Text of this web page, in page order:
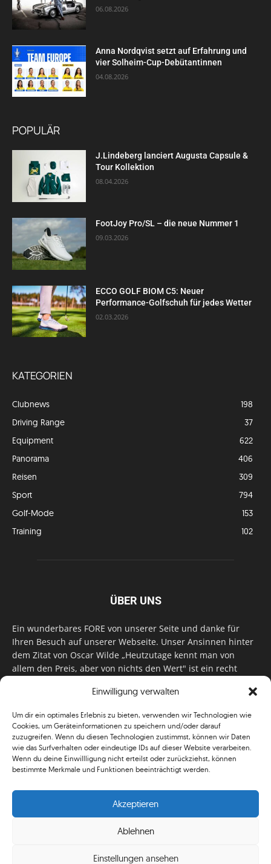
Einwilligung verwalten
Um dir ein optimales Erlebnis zu bieten, verwenden wir Technologien wie
Cookies, um Geräteinformationen zu speichern und/oder darauf
zuzugreifen. Wenn du diesen Technologien zustimmst, können wir Daten
wie das Surfverhalten oder eindeutige IDs auf dieser Website verarbeiten.
Wenn du deine Einwillligung nicht erteilst oder zurückziehst, können
bestimmte Merkmale und Funktionen beeinträchtigt werden.
Akzeptieren
Ablehnen
Einstellungen ansehen
06.08.2026
Anna Nordqvist setzt auf Erfahrung und
vier Solheim-Cup-Debütantinnen
04.08.2026
POPULÄR
J.Lindeberg lanciert Augusta Capsule &
Tour Kollektion
08.04.2026
FootJoy Pro/SL – die neue Nummer 1
09.03.2026
ECCO GOLF BIOM C5: Neuer
Performance-Golfschuh für jedes Wetter
02.03.2026
KATEGORIEN
Clubnews
198
Driving Range
37
Equipment
622
Panorama
406
Reisen
309
Sport
794
Golf-Mode
153
Training
102
ÜBER UNS
Ein wunderbares FORE von unserer Seite und danke für
Ihren Besuch auf unserer Webseite. Unser Ansinnen hinter
dem Zitat von Oscar Wilde „Heutzutage kennt man von
allem den Preis, aber von nichts den Wert" ist ein recht
für Monat unser Bestes, um Sie mit außergewöhnlichen
zu versorgen. Im Magazin, auf unserer Website & auf
unseren Social Media Plattformen! Das verdient im
klassischen Wortsinn nicht nur Anerkennung!